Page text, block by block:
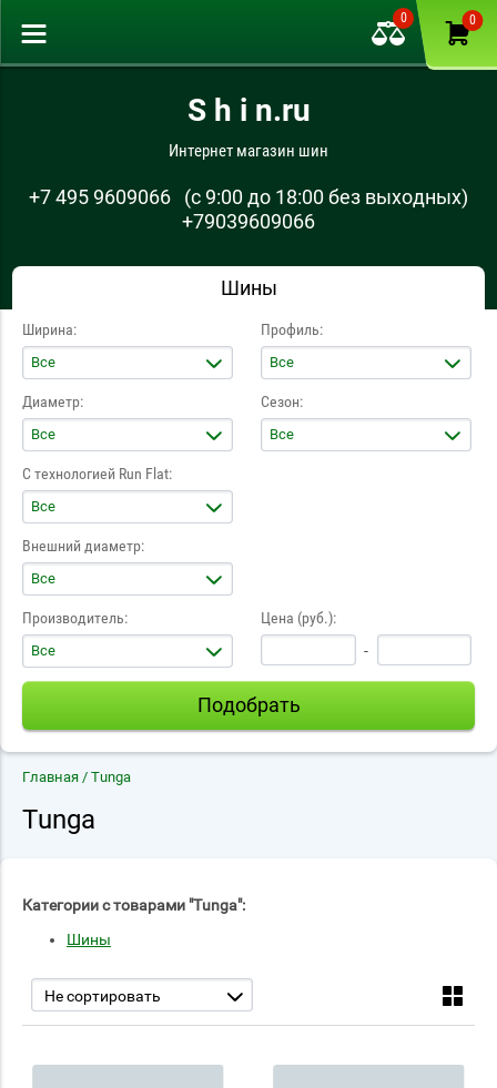
0
0
S h i n.ru
Интернет магазин шин
+7 495 9609066
(с 9:00 до 18:00 без выходных)
+79039609066
Шины
Ширина:
Все
Профиль:
Все
Диаметр:
Все
Сезон:
Все
С технологией Run Flat:
Все
Внешний диаметр:
Все
Производитель:
Все
Цена (руб.):
-
Подобрать
Главная / Tunga
Tunga
Категории с товарами "Tunga":
Шины
Не сортировать